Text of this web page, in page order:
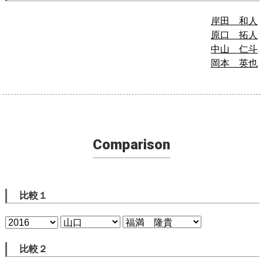
岸田 和人
原口 拓人
中山 仁斗
岡本 英也
Comparison
比較１
比較２